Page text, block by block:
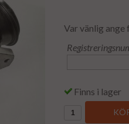
Var vänlig ange
Finns i lager